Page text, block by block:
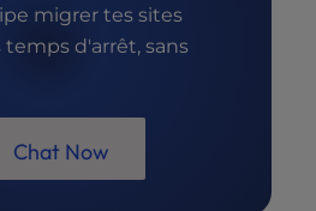
migrer tes sites
temps d'arrêt, sans
Chat Now